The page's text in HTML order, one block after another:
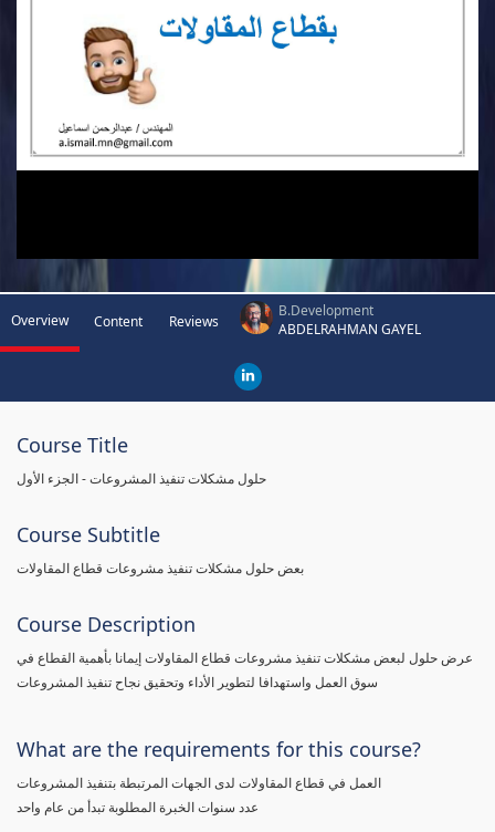
Overview Content Reviews
B.Development
ABDELRAHMAN GAYEL
Course Title
حلول مشكلات تنفيذ المشروعات - الجزء الأول
Course Subtitle
بعض حلول مشكلات تنفيذ مشروعات قطاع المقاولات
Course Description
عرض حلول لبعض مشكلات تنفيذ مشروعات قطاع المقاولات إيمانا بأهمية القطاع في
سوق العمل واستهدافا لتطوير الأداء وتحقيق نجاح تنفيذ المشروعات
What are the requirements for this course?
عدد سنوات الخبرة المطلوبة تبدأ من عام واحد